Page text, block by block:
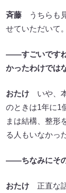
斉藤 うちらも
せていただいて。
――すごいですね
かったわけでは
おたけ いや、
のときは1年に1
まは結構、整形
る人もいなかっ
――ちなみにそ
おたけ 正直な